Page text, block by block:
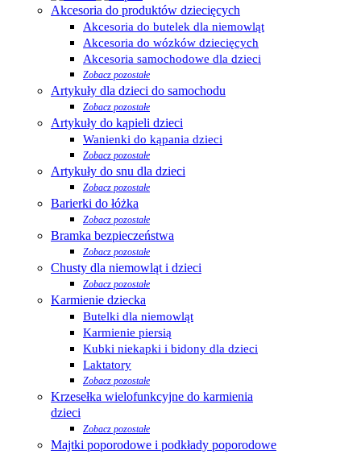
Akcesoria do produktów dziecięcych
Akcesoria do butelek dla niemowląt
Akcesoria do wózków dziecięcych
Akcesoria samochodowe dla dzieci
Zobacz pozostałe
Artykuły dla dzieci do samochodu
Zobacz pozostałe
Artykuły do kąpieli dzieci
Wanienki do kąpania dzieci
Zobacz pozostałe
Artykuły do snu dla dzieci
Zobacz pozostałe
Barierki do łóżka
Zobacz pozostałe
Bramka bezpieczeństwa
Zobacz pozostałe
Chusty dla niemowląt i dzieci
Zobacz pozostałe
Karmienie dziecka
Butelki dla niemowląt
Karmienie piersią
Kubki niekapki i bidony dla dzieci
Laktatory
Zobacz pozostałe
Krzesełka wielofunkcyjne do karmienia
dzieci
Zobacz pozostałe
Majtki poporodowe i podkłady poporodowe